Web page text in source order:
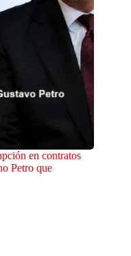
en contratos
Petro que